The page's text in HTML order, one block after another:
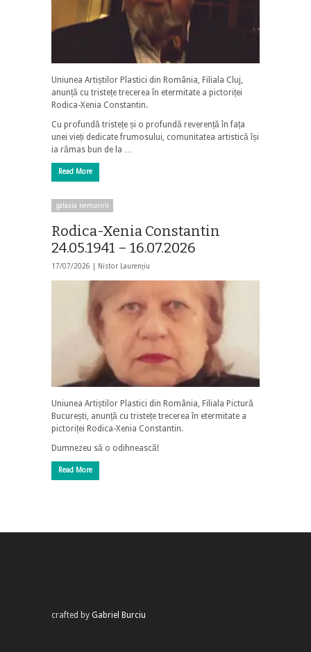
Uniunea Artiștilor Plastici din România, Filiala Cluj,
anunță cu tristețe trecerea în etermitate a pictoriței
Rodica-Xenia Constantin.
Cu profundă tristețe și o profundă reverență în fața
unei vieți dedicate frumosului, comunitatea artistică își
ia rămas bun de la …
Read More
galaxia nemuririi
Rodica-Xenia Constantin
24.05.1941 – 16.07.2026
17/07/2026 | Nistor Laurențiu
Uniunea Artiștilor Plastici din România, Filiala Pictură
București, anunță cu tristețe trecerea în etermitate a
pictoriței Rodica-Xenia Constantin.
Dumnezeu să o odihnească!
Read More
crafted by Gabriel Burciu